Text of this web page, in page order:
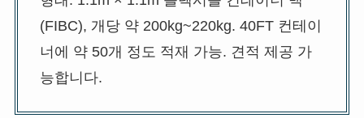
(FIBC), 개당 약 200kg~220kg. 40FT 컨테이
너에 약 50개 정도 적재 가능. 견적 제공 가
능합니다.